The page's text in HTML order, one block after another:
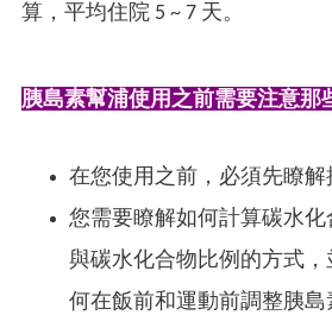
算，平均住院 5 ~ 7 天。
胰島素幫浦使用之前需要注意那
在您使用之前，必須先瞭解
您需要瞭解如何計算碳水
與碳水化合物比例的方式
何在飯前和運動前調整胰島